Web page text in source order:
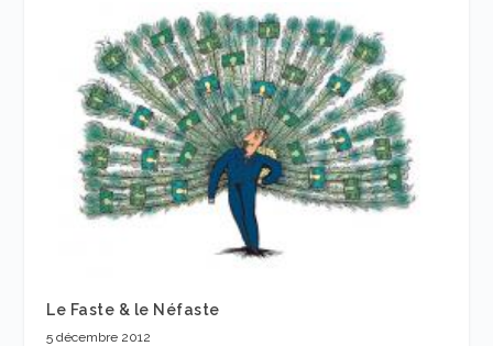
Le Faste & le Néfaste
5 décembre 2012